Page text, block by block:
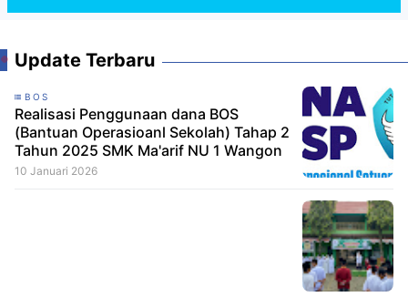
Update Terbaru
BOS
Realisasi Penggunaan dana BOS
(Bantuan Operasioanl Sekolah) Tahap 2
Tahun 2025 SMK Ma'arif NU 1 Wangon
10 Januari 2026